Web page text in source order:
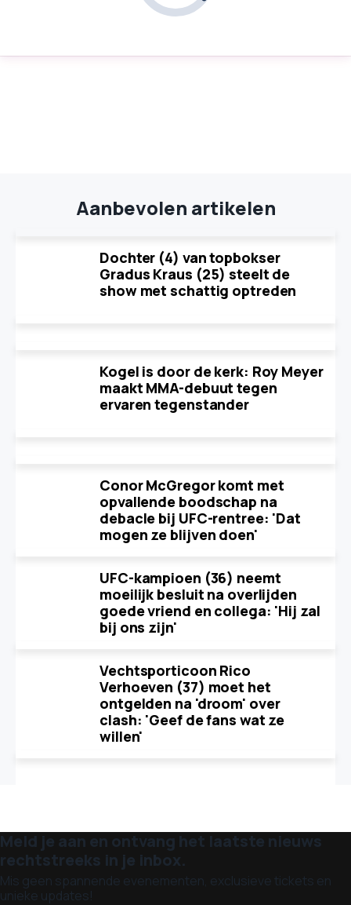
Aanbevolen artikelen
Dochter (4) van topbokser
Gradus Kraus (25) steelt de
show met schattig optreden
Kogel is door de kerk: Roy Meyer
maakt MMA-debuut tegen
ervaren tegenstander
Conor McGregor komt met
opvallende boodschap na
debacle bij UFC-rentree: 'Dat
mogen ze blijven doen'
UFC-kampioen (36) neemt
moeilijk besluit na overlijden
goede vriend en collega: 'Hij zal
bij ons zijn'
Vechtsporticoon Rico
Verhoeven (37) moet het
ontgelden na 'droom' over
clash: 'Geef de fans wat ze
willen'
Meld je aan en ontvang het laatste nieuws
rechtstreeks in je inbox.
Mis geen spannende evenementen, exclusieve tickets en
unieke updates!